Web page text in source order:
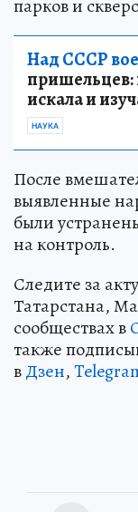
парков и
Над СССР
пришельцев:
искала и
НАУКА
После
выявленные
были
на контроль.
Следите за
Татарстана,
сообществах в
также
вДзен,